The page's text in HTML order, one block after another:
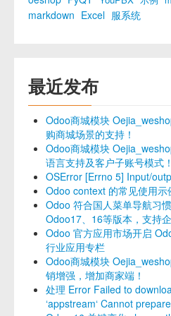
markdown Excel 服系统
最近发布
Odoo商城模块
购商城场景的支持！
Odoo商城模块
语言支持及客户子账号模式！
OSError [Errno 5] Input/
Odoo context 的常见使用示
Odoo 符合国人菜单导航习
Odoo17、16等版本，支持企
Odoo 官方应用市场开启
行业应用专栏
Odoo商城模块
销增强，增加商家端！
处理 Error Failed to
‘appstream‘ Cannot